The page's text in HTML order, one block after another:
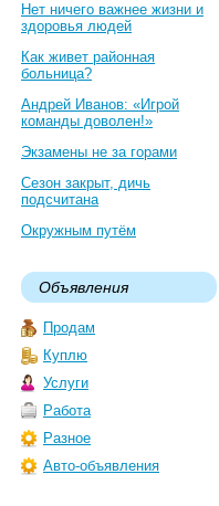
Нет ничего важнее жизни и
здоровья людей
Как живет районная
больница?
Андрей Иванов: «Игрой
команды доволен!»
Экзамены не за горами
Сезон закрыт, дичь
подсчитана
Окружным путём
Объявления
Продам
Куплю
Услуги
Работа
Разное
Авто-объявления